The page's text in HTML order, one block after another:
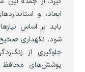
ابعاد، و
باید بر اساس
جلوگیری از
پوشش‌های محافظ